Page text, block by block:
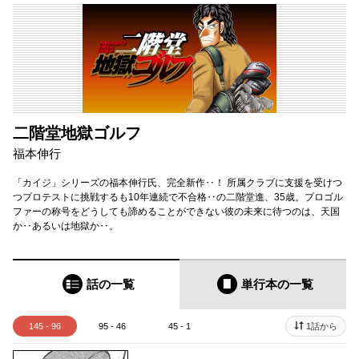
二階堂地獄ゴルフ
福本伸行
「カイジ」シリーズの福本伸行氏、完全新作‥！ 所属クラブに支援を受けつ
つプロテストに挑戦するも10年連続で不合格‥の二階堂進、35歳。プロゴル
ファーの称号をどうしても諦めることができない彼の未来に待つのは、天国
か‥あるいは地獄か‥。
話の一覧 単行本の一覧
145 - 96 95 - 46 45 - 1 1話から